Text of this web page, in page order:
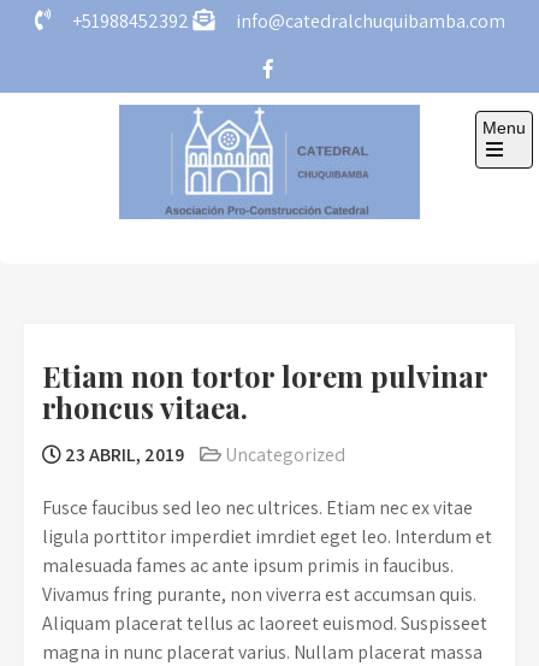
+51988452392 info@catedralchuquibamba.com
Menu
Open
Etiam non tortor lorem pulvinar
rhoncus vitaea.
23 ABRIL, 2019 Uncategorized
Fusce faucibus sed leo nec ultrices. Etiam nec ex vitae
ligula porttitor imperdiet imrdiet eget leo. Interdum et
malesuada fames ac ante ipsum primis in faucibus.
Vivamus fring purante, non viverra est accumsan quis.
Aliquam placerat tellus ac laoreet euismod. Suspisseet
magna in nunc placerat varius. Nullam placerat massa